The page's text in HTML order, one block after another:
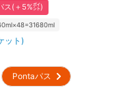
ス(＋5%㌽)
ット)
Pontaパス